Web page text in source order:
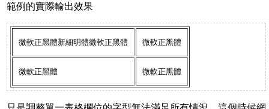
範例的實際輸出效果
微軟正黑體新細明體微軟正黑體 微軟正黑體
微軟正黑體 微軟正黑體